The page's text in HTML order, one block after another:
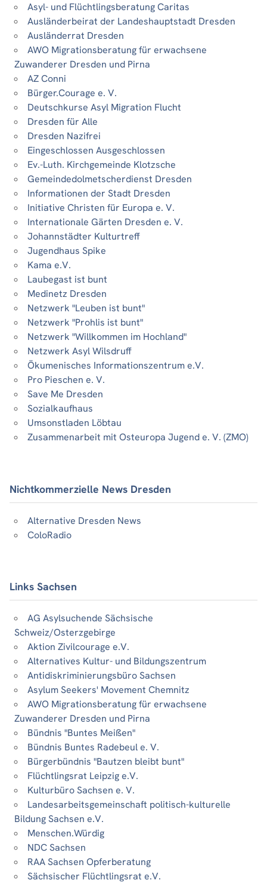
Asyl- und Flüchtlingsberatung Caritas
Ausländerbeirat der Landeshauptstadt Dresden
Ausländerrat Dresden
AWO Migrationsberatung für erwachsene
Zuwanderer Dresden und Pirna
AZ Conni
Bürger.Courage e. V.
Deutschkurse Asyl Migration Flucht
Dresden für Alle
Dresden Nazifrei
Eingeschlossen Ausgeschlossen
Ev.-Luth. Kirchgemeinde Klotzsche
Gemeindedolmetscherdienst Dresden
Informationen der Stadt Dresden
Initiative Christen für Europa e. V.
Internationale Gärten Dresden e. V.
Johannstädter Kulturtreff
Jugendhaus Spike
Kama e.V.
Laubegast ist bunt
Medinetz Dresden
Netzwerk "Leuben ist bunt"
Netzwerk "Prohlis ist bunt"
Netzwerk "Willkommen im Hochland"
Netzwerk Asyl Wilsdruff
Ökumenisches Informationszentrum e.V.
Pro Pieschen e. V.
Save Me Dresden
Sozialkaufhaus
Umsonstladen Löbtau
Zusammenarbeit mit Osteuropa Jugend e. V. (ZMO)
Nichtkommerzielle News Dresden
Alternative Dresden News
ColoRadio
Links Sachsen
AG Asylsuchende Sächsische
Schweiz/Osterzgebirge
Aktion Zivilcourage e.V.
Alternatives Kultur- und Bildungszentrum
Antidiskriminierungsbüro Sachsen
Asylum Seekers' Movement Chemnitz
AWO Migrationsberatung für erwachsene
Zuwanderer Dresden und Pirna
Bündnis "Buntes Meißen"
Bündnis Buntes Radebeul e. V.
Bürgerbündnis "Bautzen bleibt bunt"
Flüchtlingsrat Leipzig e.V.
Kulturbüro Sachsen e. V.
Landesarbeitsgemeinschaft politisch-kulturelle
Bildung Sachsen e.V.
Menschen.Würdig
NDC Sachsen
RAA Sachsen Opferberatung
Sächsischer Flüchtlingsrat e.V.